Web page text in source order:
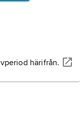
härifrån.